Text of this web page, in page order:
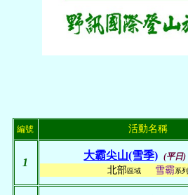
編號 活動名稱
1
大霸尖山(雪季) (平日)
北部區域 雪霸系列